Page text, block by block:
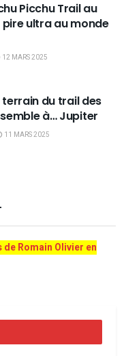
Picchu Trail au
pire ultra au monde
12 MARS 2025
terrain du trail des
à… Jupiter
11 MARS 2025
de Romain Olivier en